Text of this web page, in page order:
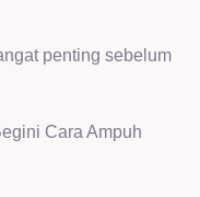
penting sebelum
Cara Ampuh